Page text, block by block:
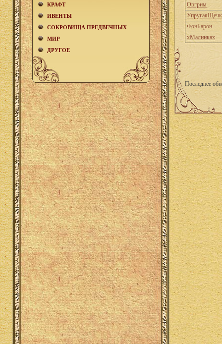
КРАФТ
ИВЕНТЫ
СОКРОВИЩА ПРЕДВЕЧНЫХ
МИР
ДРУГОЕ
Оргрим
ФонБарон
хМалинках
Последнее